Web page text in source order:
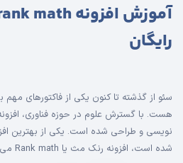
رایگان
سئو از گذشته تا کنون یکی از فاکتورهای مهم
هست. با گسترش علوم در حوزه فناوری،
نویسی و طراحی شده است. یکی از بهترین
شده است، افزونه رنک مث یا Rank math می باشد. این […]